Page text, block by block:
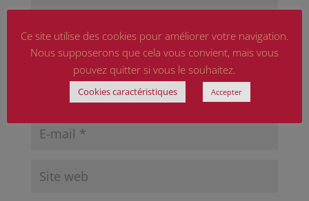
Ce site utilise des cookies pour améliorer votre navigation.
Nous supposerons que cela vous convient, mais vous
pouvez quitter si vous le souhaitez.
Cookies caractéristiques Accepter